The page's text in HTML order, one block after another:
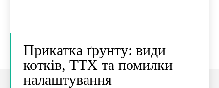
Прикатка ґрунту: види
котків, ТТХ та помилки
налаштування